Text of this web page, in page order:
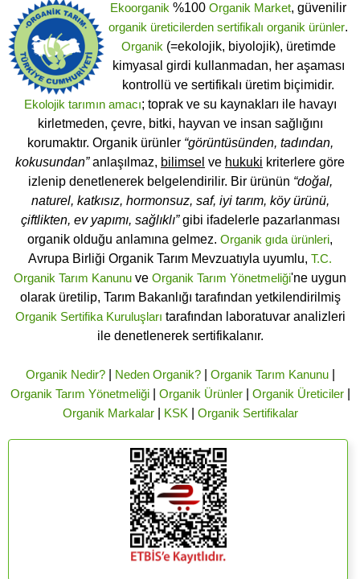
Ekoorganik %100 Organik Market, güvenilir
organik üreticilerden sertifikalı organik ürünler.
Organik (=ekolojik, biyolojik), üretimde
kimyasal girdi kullanmadan, her aşaması
kontrollü ve sertifikalı üretim biçimidir.
Ekolojik tarımın amacı; toprak ve su kaynakları ile havayı
kirletmeden, çevre, bitki, hayvan ve insan sağlığını
korumaktır. Organik ürünler “görüntüsünden, tadından,
kokusundan”anlaşılmaz, bilimsel ve hukuki kriterlere göre
izlenip denetlenerek belgelendirilir. Bir ürünün “doğal,
naturel, katkısız, hormonsuz, saf, iyi tarım, köy ürünü,
çiftlikten, ev yapımı, sağlıklı”gibi ifadelerle pazarlanması
organik olduğu anlamına gelmez. Organik gıda ürünleri,
Avrupa Birliği Organik Tarım Mevzuatıyla uyumlu, T.C.
Organik Tarım Kanunu ve Organik Tarım Yönetmeliği'ne uygun
olarak üretilip, Tarım Bakanlığı tarafından yetkilendirilmiş
Organik Sertifika Kuruluşları tarafından laboratuvar analizleri
ile denetlenerek sertifikalanır.
Organik Nedir?| Neden Organik?| Organik Tarım Kanunu|
Organik Tarım Yönetmeliği| Organik Ürünler| Organik Üreticiler|
Organik Markalar| KSK Organik Sertifikalar